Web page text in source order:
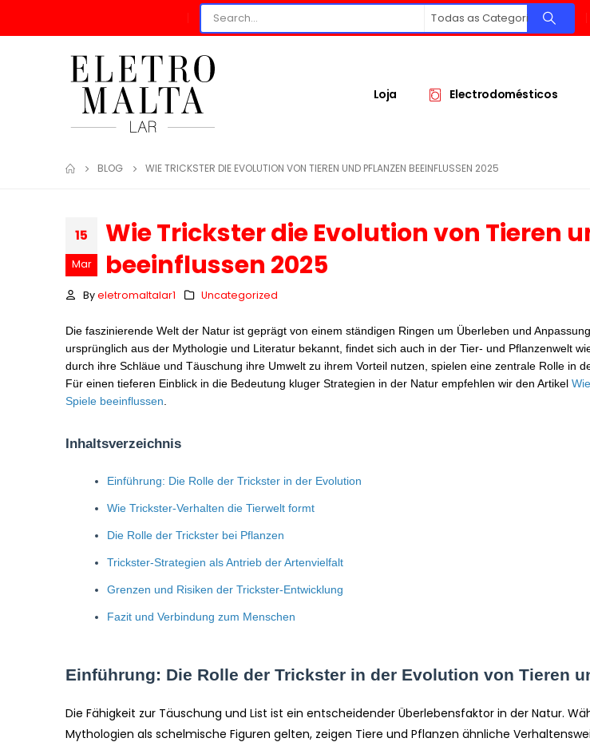
Todas as Categorias
Loja Electrodomésticos
BLOG WIE TRICKSTER DIE EVOLUTION VON TIEREN UND PFLANZEN BEEINFLUSSEN 2025
15
Mar
Wie Trickster die Evolution von Tieren
beeinflussen 2025
By eletromaltalar1 Uncategorized
Die faszinierende Welt der Natur ist geprägt von einem ständigen Ringen um Überleben und
ursprünglich aus der Mythologie und Literatur bekannt, findet sich auch in der Tier- und Pflanzenwelt
durch ihre Schläue und Täuschung ihre Umwelt zu ihrem Vorteil nutzen, spielen eine zentrale Rolle in
Für einen tieferen Einblick in die Bedeutung kluger Strategien in der Natur empfehlen wir den Artikel
Spiele beeinflussen
Inhaltsverzeichnis
Einführung: Die Rolle der Trickster in der Evolution
Wie Trickster-Verhalten die Tierwelt formt
Die Rolle der Trickster bei Pflanzen
Trickster-Strategien als Antrieb der Artenvielfalt
Grenzen und Risiken der Trickster-Entwicklung
Fazit und Verbindung zum Menschen
Einführung: Die Rolle der Trickster in der Evolution von Tieren
Die Fähigkeit zur Täuschung und List ist ein entscheidender Überlebensfaktor in der Natur.
Mythologien als schelmische Figuren gelten, zeigen Tiere und Pflanzen ähnliche